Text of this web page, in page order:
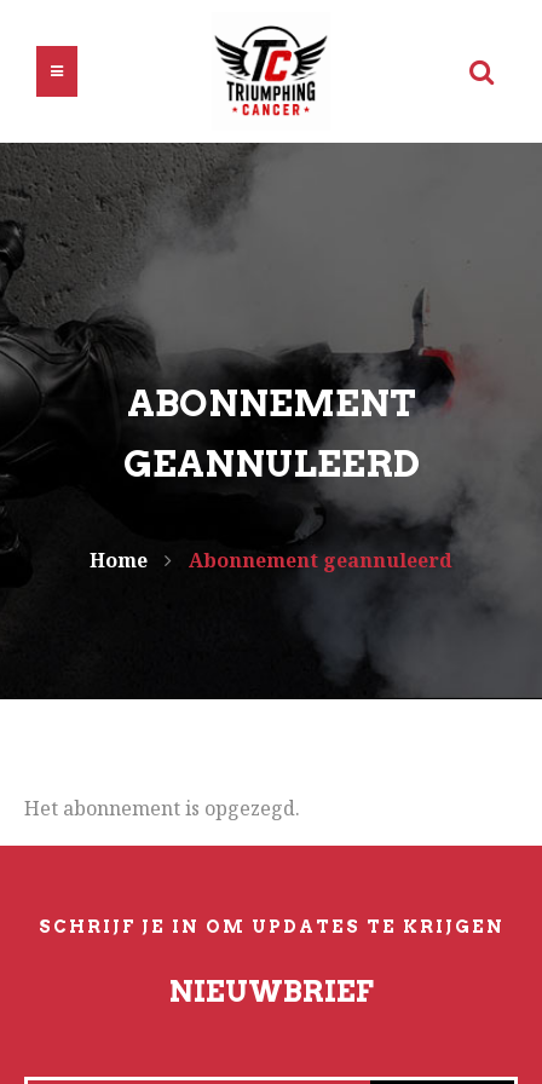
ABONNEMENT
GEANNULEERD
Home Abonnement geannuleerd
Het abonnement is opgezegd.
SCHRIJF JE IN OM UPDATES TE KRIJGEN
NIEUWBRIEF